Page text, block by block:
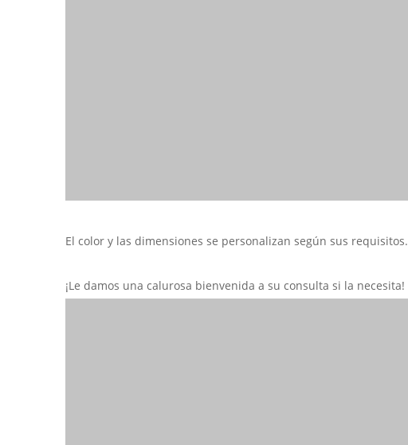
El color y las dimensiones se personalizan según sus requisitos.
¡Le damos una calurosa bienvenida a su consulta si la necesita!